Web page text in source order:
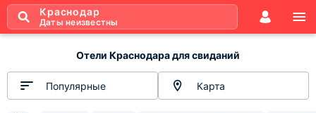
Краснодар
Даты неизвестны
Отели Краснодара для свиданий
Популярные Карта